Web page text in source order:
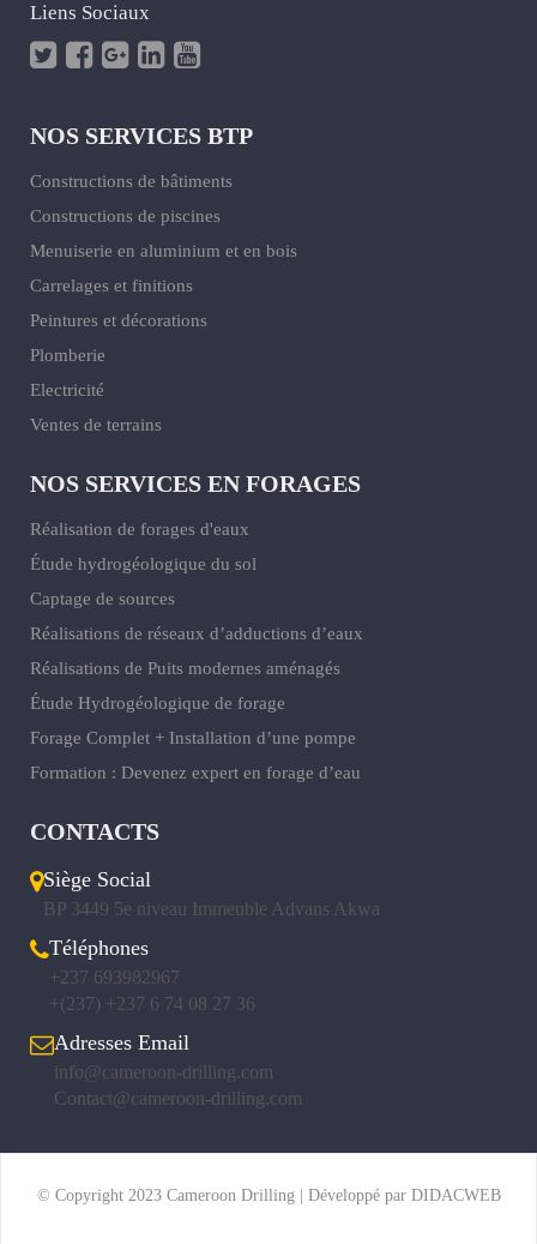
Liens Sociaux
NOS SERVICES BTP
Constructions de bâtiments
Constructions de piscines
Menuiserie en aluminium et en bois
Carrelages et finitions
Peintures et décorations
Plomberie
Electricité
Ventes de terrains
NOS SERVICES EN FORAGES
Réalisation de forages d'eaux
Étude hydrogéologique du sol
Captage de sources
Réalisations de réseaux d’adductions d’eaux
Réalisations de Puits modernes aménagés
Étude Hydrogéologique de forage
Forage Complet + Installation d’une pompe
Formation : Devenez expert en forage d’eau
CONTACTS
Siège Social
BP 3449 5e niveau Immeuble Advans Akwa
Téléphones
+237 693982967
+(237) +237 6 74 08 27 36
Adresses Email
info@cameroon-drilling.com
Contact@cameroon-drilling.com
© Copyright 2023 Cameroon Drilling | Développé par DIDACWEB